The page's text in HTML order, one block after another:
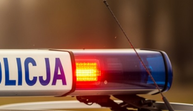
Kino
Poczta